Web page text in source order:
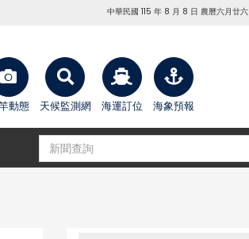
中華民國 115 年 8 月 8 日 農曆六月廿六
動態 天候監測網 海運訂位 海象預報